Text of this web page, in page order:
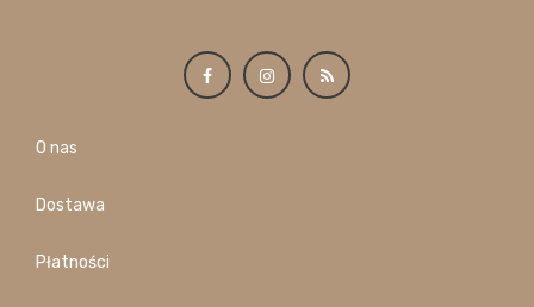
O nas
Dostawa
Płatności